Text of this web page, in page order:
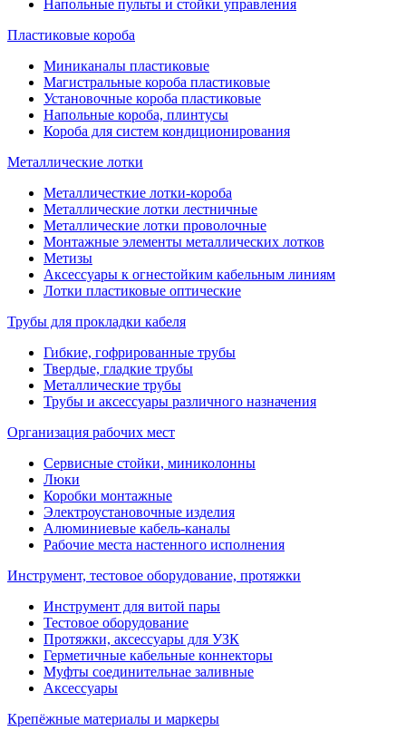
Напольные пульты и стойки управления
Пластиковые короба
Миниканалы пластиковые
Магистральные короба пластиковые
Установочные короба пластиковые
Напольные короба, плинтусы
Короба для систем кондиционирования
Металлические лотки
Металличесткие лотки-короба
Металлические лотки лестничные
Металлические лотки проволочные
Монтажные элементы металлических лотков
Метизы
Аксессуары к огнестойким кабельным линиям
Лотки пластиковые оптические
Трубы для прокладки кабеля
Гибкие, гофрированные трубы
Твердые, гладкие трубы
Металлические трубы
Трубы и аксессуары различного назначения
Организация рабочих мест
Сервисные стойки, миниколонны
Люки
Коробки монтажные
Электроустановочные изделия
Алюминиевые кабель-каналы
Рабочие места настенного исполнения
Инструмент, тестовое оборудование, протяжки
Инструмент для витой пары
Тестовое оборудование
Протяжки, аксессуары для УЗК
Герметичные кабельные коннекторы
Муфты соединительнае заливные
Аксессуары
Крепёжные материалы и маркеры